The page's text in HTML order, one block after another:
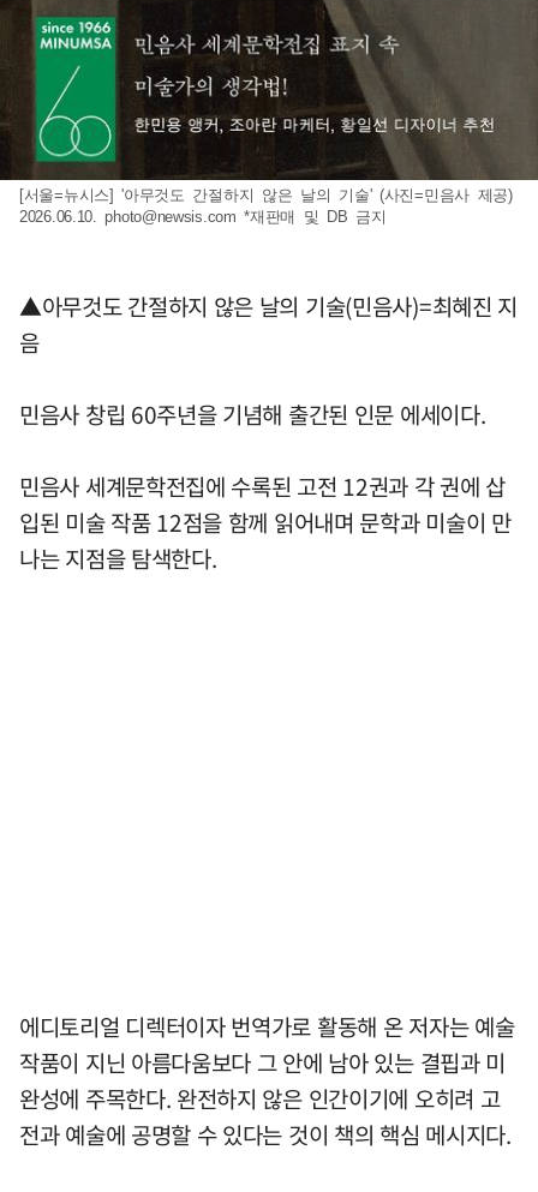
[서울=뉴시스] '아무것도 간절하지 않은 날의 기술' (사진=민음사 제공)
2026.06.10.photo@newsis.com *재판매 및 DB 금지
▲아무것도 간절하지 않은 날의 기술(민음사)=최혜진 지
음
민음사 창립 60주년을 기념해 출간된 인문 에세이다.
민음사 세계문학전집에 수록된 고전 12권과 각 권에 삽
입된 미술 작품 12점을 함께 읽어내며 문학과 미술이 만
나는 지점을 탐색한다.
에디토리얼 디렉터이자 번역가로 활동해 온 저자는 예술
작품이 지닌 아름다움보다 그 안에 남아 있는 결핍과 미
완성에 주목한다. 완전하지 않은 인간이기에 오히려 고
전과 예술에 공명할 수 있다는 것이 책의 핵심 메시지다.